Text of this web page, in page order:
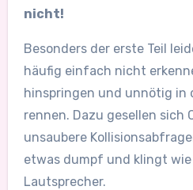
nicht!
Besonders der erste Teil
häufig einfach nicht
hinspringen und unnötig in
rennen. Dazu gesellen sich
unsaubere
etwas dumpf und klingt
Lautsprecher.